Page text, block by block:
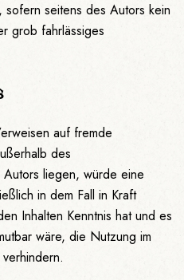
sofern seitens des Autors kein
grob fahrlässiges
auf fremde
des
liegen, würde eine
in dem Fall in Kraft
Inhalten Kenntnis hat und es
wäre, die Nutzung im